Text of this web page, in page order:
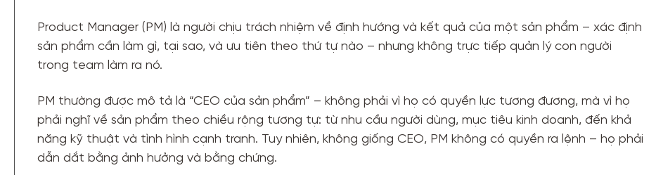
Product Manager (PM) là người chịu trách nhiệm về định hướng và kết quả của một sản phẩm – xác định
sản phẩm cần làm gì, tại sao, và ưu tiên theo thứ tự nào – nhưng không trực tiếp quản lý con người
trong team làm ra nó.
PM thường được mô tả là “CEO của sản phẩm” – không phải vì họ có quyền lực tương đương, mà vì họ
phải nghĩ về sản phẩm theo chiều rộng tương tự: từ nhu cầu người dùng, mục tiêu kinh doanh, đến khả
năng kỹ thuật và tình hình cạnh tranh. Tuy nhiên, không giống CEO, PM không có quyền ra lệnh – họ phải
dẫn dắt bằng ảnh hưởng và bằng chứng.